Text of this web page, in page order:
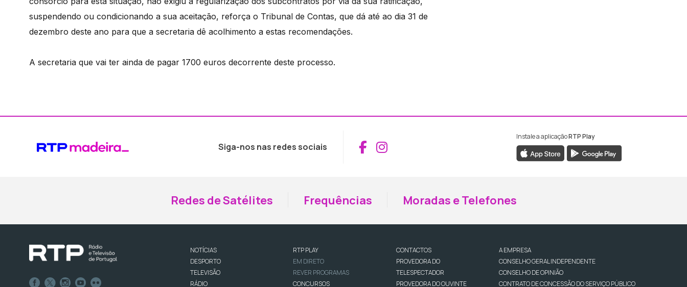
suspendendo ou condicionando a sua aceitação, reforça o Tribunal de Contas, que dá até ao dia 31 de
dezembro deste ano para que a secretaria dê acolhimento a estas recomendações.
A secretaria que vai ter ainda de pagar 1700 euros decorrente deste processo.
Siga-nos nas redes sociais Aceder ao Facebook da RTP Madeira
Aceder ao Instagram da RTP Madeira
Instale a aplicaçãoRTP Play
Redes de Satélites Frequências Moradas e Telefones
NOTÍCIAS
DESPORTO
TELEVISÃO
RÁDIO
RTP PLAY
EM DIRETO
REVER PROGRAMAS
CONCURSOS
CONTACTOS
PROVEDORA DO
TELESPECTADOR
PROVEDORA DO OUVINTE
A EMPRESA
CONSELHO GERAL INDEPENDENTE
CONSELHO DE OPINIÃO
CONTRATO DE CONCESSÃO DO SERVIÇO PÚBLICO